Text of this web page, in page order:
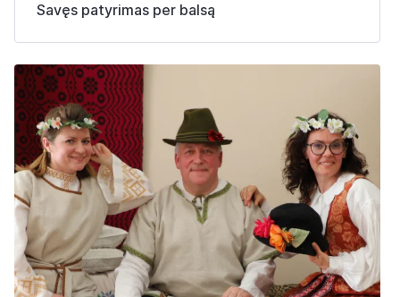
Savęs patyrimas per balsą